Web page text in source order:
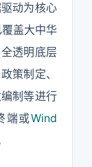
动为核心
盖大中华
透明底层
策制定、
制等进行
端或Wind